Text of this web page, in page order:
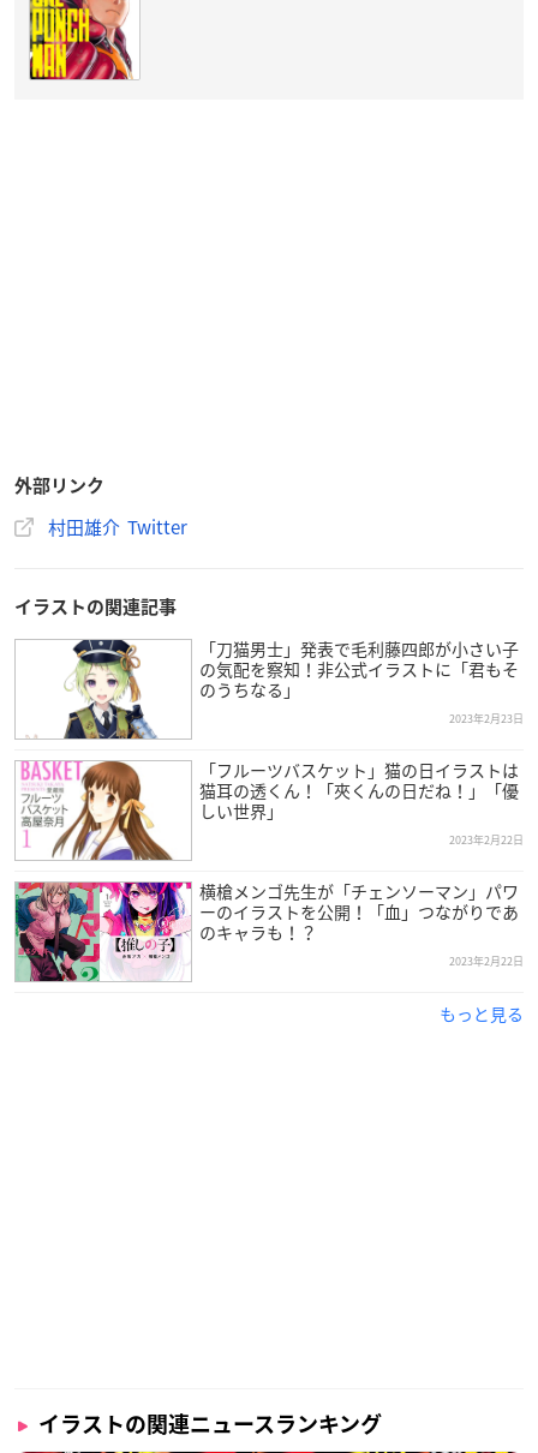
外部リンク
村田雄介 Twitter
イラストの関連記事
「刀猫男士」発表で毛利藤四郎が小さい子
の気配を察知！非公式イラストに「君もそ
のうちなる」
2023年2月23日
「フルーツバスケット」猫の日イラストは
猫耳の透くん！「夾くんの日だね！」「優
しい世界」
2023年2月22日
横槍メンゴ先生が「チェンソーマン」パワ
ーのイラストを公開！「血」つながりであ
のキャラも！？
2023年2月22日
もっと見る
イラストの関連ニュースランキング